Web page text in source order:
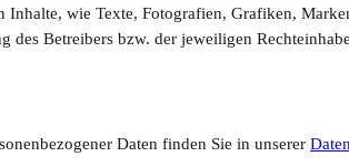
Inhalte, wie Texte, Fotografien, Grafiken,
des Betreibers bzw. der jeweiligen
Daten finden Sie in unserer